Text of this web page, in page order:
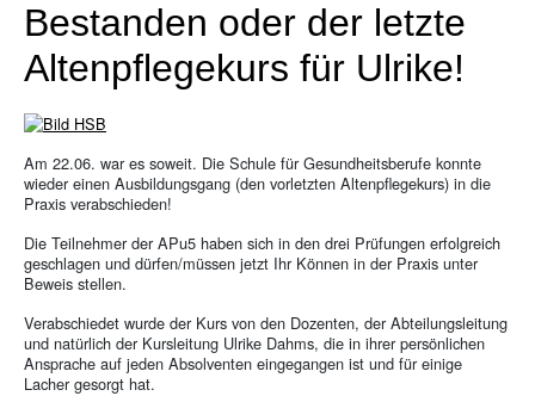
Bestanden oder der letzte
Altenpflegekurs für Ulrike!
Am 22.06. war es soweit. Die Schule für Gesundheitsberufe konnte
wieder einen Ausbildungsgang (den vorletzten Altenpflegekurs) in die
Praxis verabschieden!
Die Teilnehmer der APu5 haben sich in den drei Prüfungen erfolgreich
geschlagen und dürfen/müssen jetzt Ihr Können in der Praxis unter
Beweis stellen.
Verabschiedet wurde der Kurs von den Dozenten, der Abteilungsleitung
und natürlich der Kursleitung Ulrike Dahms, die in ihrer persönlichen
Ansprache auf jeden Absolventen eingegangen ist und für einige
Lacher gesorgt hat.